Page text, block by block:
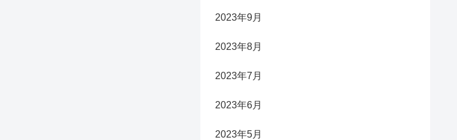
2023年9月
2023年8月
2023年7月
2023年6月
2023年5月